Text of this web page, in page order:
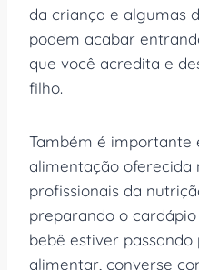
da criança e algumas
podem acabar
que você acredita e
filho.
Também é importante
alimentação oferecida
profissionais da
preparando o cardápio
bebê estiver
alimentar, converse